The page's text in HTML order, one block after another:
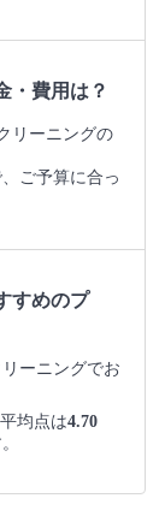
・費用は？
リーニングの
ご予算に合っ
すめのプ
ーニングでお
均点は4.70